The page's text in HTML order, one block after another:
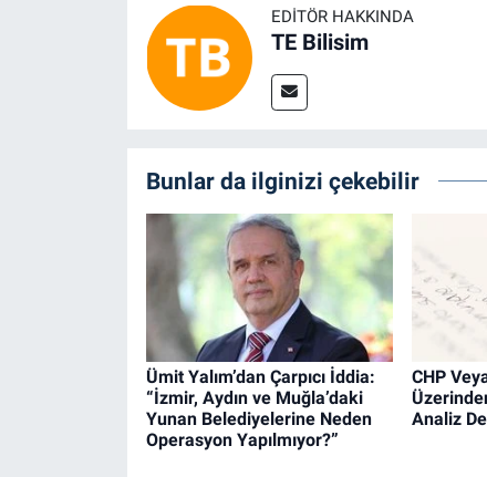
EDITÖR HAKKINDA
TE Bilisim
Bunlar da ilginizi çekebilir
Ümit Yalım’dan Çarpıcı İddia:
“İzmir, Aydın ve Muğla’daki
Yunan Belediyelerine Neden
Operasyon Yapılmıyor?”
CHP
Analiz